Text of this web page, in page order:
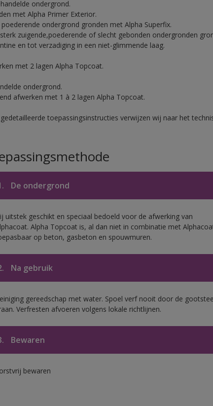
ondergrond.
met Alpha Primer Exterior.
poederende ondergrond gronden met Alpha Superfix.
zuigende,poederende of slecht gebonden ondergronden
en tot verzadiging in een niet-glimmende laag.
met 2 lagen Alpha Topcoat.
ondergrond.
afwerken met 1 à 2 lagen Alpha Topcoat.
toepassingsinstructies verwijzen wij naar het
De ondergrond
uitstek geschikt en speciaal bedoeld voor de afwerking van
Alpha Topcoat is, al dan niet in combinatie met
op beton, gasbeton en spouwmuren.
Na gebruik
gereedschap met water. Spoel verf nooit door de
Verfresten afvoeren volgens lokale richtlijnen.
Bewaren
bewaren